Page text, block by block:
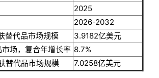
2025
2026-2032
替代品市场规模
3.9182亿美元
场，复合年增长率 8.7%
替代品市场规模
7.0258亿美元